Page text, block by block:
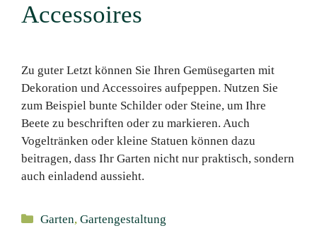
Accessoires
Zu guter Letzt können Sie Ihren Gemüsegarten mit
Dekoration und Accessoires aufpeppen. Nutzen Sie
zum Beispiel bunte Schilder oder Steine, um Ihre
Beete zu beschriften oder zu markieren. Auch
Vogeltränken oder kleine Statuen können dazu
beitragen, dass Ihr Garten nicht nur praktisch, sondern
auch einladend aussieht.
Kategorien
Garten,Gartengestaltung